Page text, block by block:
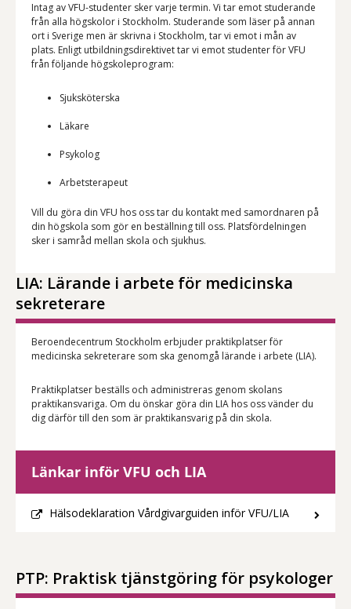
Intag av VFU-studenter sker varje termin. Vi tar emot studerande
från alla högskolor i Stockholm. Studerande som läser på annan
ort i Sverige men är skrivna i Stockholm, tar vi emot i mån av
plats. Enligt utbildningsdirektivet tar vi emot studenter för VFU
från följande högskoleprogram:
Sjuksköterska
Läkare
Psykolog
Arbetsterapeut
Vill du göra din VFU hos oss tar du kontakt med samordnaren på
din högskola som gör en beställning till oss. Platsfördelningen
sker i samråd mellan skola och sjukhus.
LIA: Lärande i arbete för medicinska
sekreterare
Beroendecentrum Stockholm erbjuder praktikplatser för
medicinska sekreterare som ska genomgå lärande i arbete (LIA).
Praktikplatser beställs och administreras genom skolans
praktikansvariga. Om du önskar göra din LIA hos oss vänder du
dig därför till den som är praktikansvarig på din skola.
Länkar inför VFU och LIA
Hälsodeklaration Vårdgivarguiden inför VFU/LIA
PTP: Praktisk tjänstgöring för psykologer